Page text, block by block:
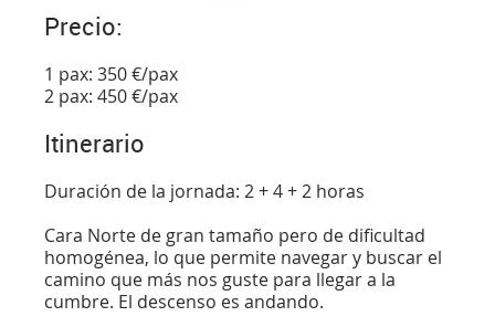
Precio:
1 pax: 350 €/pax
2 pax: 450 €/pax
Itinerario
Duración de la jornada: 2 + 4 + 2 horas
Cara Norte de gran tamaño pero de dificultad
homogénea, lo que permite navegar y buscar el
camino que más nos guste para llegar a la
cumbre. El descenso es andando.